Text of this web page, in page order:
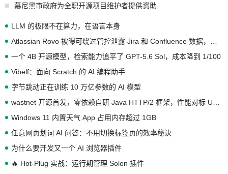
慕尼黑市政府为全职开源项目维护者提供资助
LLM 的极限不在算力，在语言本身
一个 4B 开源模型，检索能力追平了 GPT-5.6 Sol，成本降到 1/100
Vibelf：面向 Scratch 的 AI 编程助手
字节跳动正在训练 10 万亿参数的 AI 模型
Windows 11 内置天气 App 占用内存超过 1GB
任意网页划词 AI 问答：不用切换标签页的效率秘诀
为什么要开发又一个 AI 浏览器插件
🔥 Hot-Plug 实战：运行期管理 Solon 插件